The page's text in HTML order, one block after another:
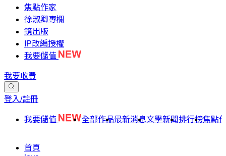
焦點作家
徐淑卿專欄
鏡出版
IP改編授權
我要儲值
我要收費
登入/註冊
我要儲值 全部作品最新消息文學新聞排行榜焦點
首頁